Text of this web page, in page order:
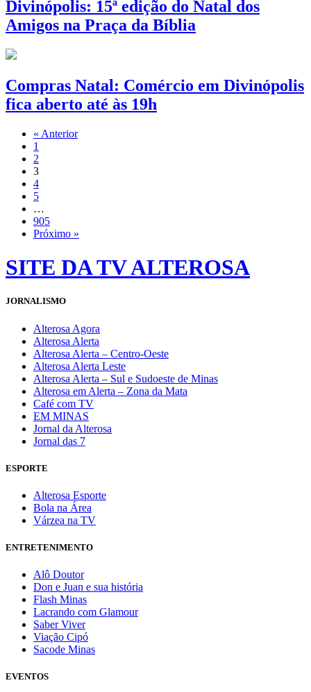
Divinópolis: 15ª edição do Natal dos
Amigos na Praça da Bíblia
Compras Natal: Comércio em Divinópolis
fica aberto até às 19h
« Anterior
1
2
3
4
5
…
905
Próximo »
SITE DA TV ALTEROSA
JORNALISMO
Alterosa Agora
Alterosa Alerta
Alterosa Alerta – Centro-Oeste
Alterosa Alerta Leste
Alterosa Alerta – Sul e Sudoeste de Minas
Alterosa em Alerta – Zona da Mata
Café com TV
EM MINAS
Jornal da Alterosa
Jornal das 7
ESPORTE
Alterosa Esporte
Bola na Área
Várzea na TV
ENTRETENIMENTO
Alô Doutor
Don e Juan e sua história
Flash Minas
Lacrando com Glamour
Saber Viver
Viação Cipó
Sacode Minas
EVENTOS